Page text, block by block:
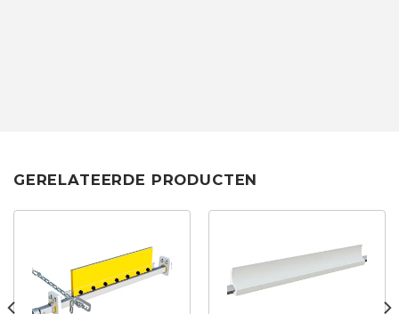
GERELATEERDE PRODUCTEN